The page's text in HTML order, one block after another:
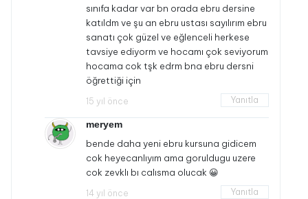
sınıfa kadar var bn orada ebru dersine
katıldm ve şu an ebru ustası sayılırım ebru
sanatı çok güzel ve eğlenceli herkese
tavsiye ediyorm ve hocamı çok seviyorum
hocama cok tşk edrm bna ebru dersni
öğrettiği için
15 yıl önce Yanıtla
meryem
bende daha yeni ebru kursuna gidicem
cok heyecanlıyım ama goruldugu uzere
cok zevklı bı calısma olucak 😀
14 yıl önce Yanıtla